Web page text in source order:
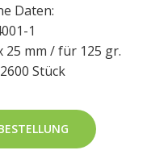
Daten:
1
25 mm / für 125 gr.
Stück